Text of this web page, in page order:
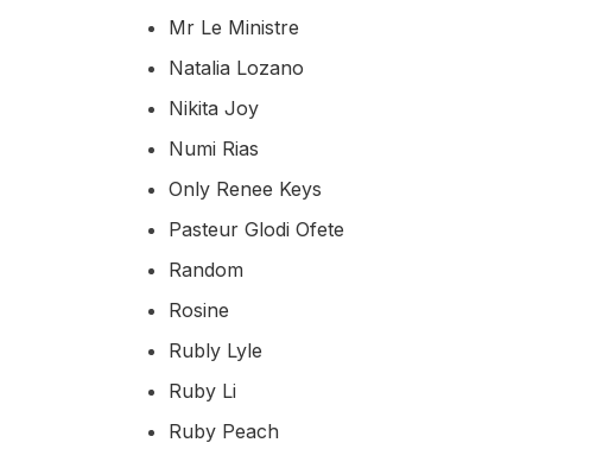
Mr Le Ministre
Natalia Lozano
Nikita Joy
Numi Rias
Only Renee Keys
Pasteur Glodi Ofete
Random
Rosine
Rubly Lyle
Ruby Li
Ruby Peach